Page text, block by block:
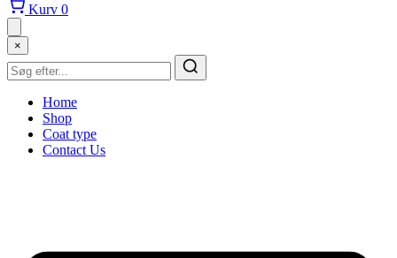
Kurv 0
×
Home
Shop
Coat type
Contact Us